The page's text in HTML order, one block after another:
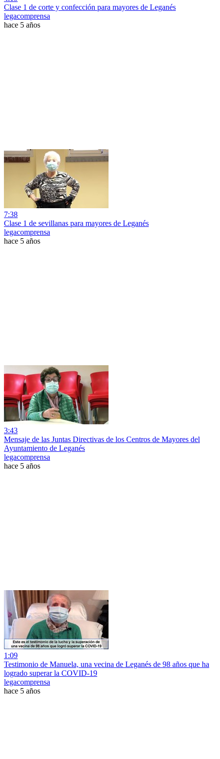
Clase 1 de corte y confección para mayores de Leganés
legacomprensa
hace 5 años
7:38
Clase 1 de sevillanas para mayores de Leganés
legacomprensa
hace 5 años
3:43
Mensaje de las Juntas Directivas de los Centros de Mayores del
Ayuntamiento de Leganés
legacomprensa
hace 5 años
1:09
Testimonio de Manuela, una vecina de Leganés de 98 años que ha
logrado superar la COVID-19
legacomprensa
hace 5 años